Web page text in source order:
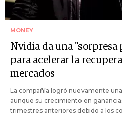
MONEY
Nvidia da una "sorpresa
para acelerar la
mercados
La compañía logró nuevamente
aunque su crecimiento en
trimestres anteriores debido a los